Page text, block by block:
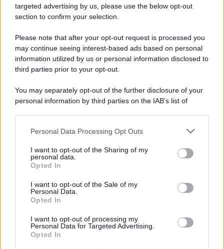
targeted advertising by us, please use the below opt-out
section to confirm your selection.
Please note that after your opt-out request is processed you
may continue seeing interest-based ads based on personal
information utilized by us or personal information disclosed to
third parties prior to your opt-out.
You may separately opt-out of the further disclosure of your
personal information by third parties on the IAB’s list of
This information may also be disclosed by us to third parties
disclose it to other third parties.
Please note that this website/app uses one or more Google
services and may gather and store information including but
not limited to your visit or usage behaviour. You may click to
grant or deny consent to Google and its third-party tags to
consent section.
Personal Data Processing Opt Outs
I want to opt-out of the Sharing of my
personal data.
Opted In
I want to opt-out of the Sale of my
Personal Data.
Opted In
I want to opt-out of processing my
Personal Data for Targeted Advertising.
Opted In
Prima di prenotare un villaggio turistico last
minute verifica questi aspetti fondamentali
Lo sapevi che...
secondo di agosto porta grosse novità
per chi andrà in montagna
Una località di montagna vuole attirare
nomadi digitali con case e spazi di co-
working
“Vinted dei viaggi”: ora puoi acquistare
vacanze già prenotate risparmiando